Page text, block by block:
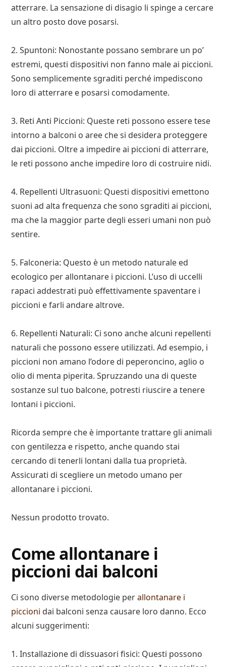
atterrare. La sensazione di disagio li spinge a cercare
un altro posto dove posarsi.
2. Spuntoni: Nonostante possano sembrare un po’
estremi, questi dispositivi non fanno male ai piccioni.
Sono semplicemente sgraditi perché impediscono
loro di atterrare e posarsi comodamente.
3. Reti Anti Piccioni: Queste reti possono essere tese
intorno a balconi o aree che si desidera proteggere
dai piccioni. Oltre a impedire ai piccioni di atterrare,
le reti possono anche impedire loro di costruire nidi.
4. Repellenti Ultrasuoni: Questi dispositivi emettono
suoni ad alta frequenza che sono sgraditi ai piccioni,
ma che la maggior parte degli esseri umani non può
sentire.
5. Falconeria: Questo è un metodo naturale ed
ecologico per allontanare i piccioni. L’uso di uccelli
rapaci addestrati può effettivamente spaventare i
piccioni e farli andare altrove.
6. Repellenti Naturali: Ci sono anche alcuni repellenti
naturali che possono essere utilizzati. Ad esempio, i
piccioni non amano l’odore di peperoncino, aglio o
olio di menta piperita. Spruzzando una di queste
sostanze sul tuo balcone, potresti riuscire a tenere
lontani i piccioni.
Ricorda sempre che è importante trattare gli animali
con gentilezza e rispetto, anche quando stai
cercando di tenerli lontani dalla tua proprietà.
Assicurati di scegliere un metodo umano per
allontanare i piccioni.
Nessun prodotto trovato.
Come allontanare i
piccioni dai balconi
Ci sono diverse metodologie perallontanare i
piccioni dai balconi senza causare loro danno. Ecco
alcuni suggerimenti:
1. Installazione di dissuasori fisici: Questi possono